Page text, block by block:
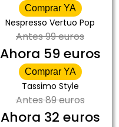
Comprar YA
Nespresso Vertuo Pop
Antes99 euros
Ahora 59 euros
Comprar YA
Tassimo Style
Antes89 euros
Ahora 32 euros